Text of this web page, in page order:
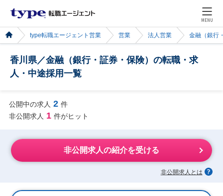
MENU
type転職エージェント営業 営業 法人営業 金融（銀行
香川県／金融（銀行・証券・保険）の転職・求
人・中途採用一覧
公開中の求人 2 件
非公開求人 1 件がヒット
非公開求人の紹介を受ける
非公開求人とは